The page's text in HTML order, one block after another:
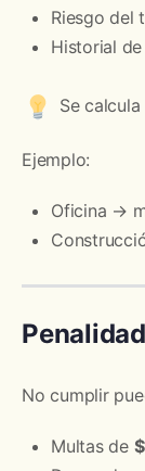
Riesgo del
Historial
Se calcula
Ejemplo:
Oficina →
No cumplir
Multas de